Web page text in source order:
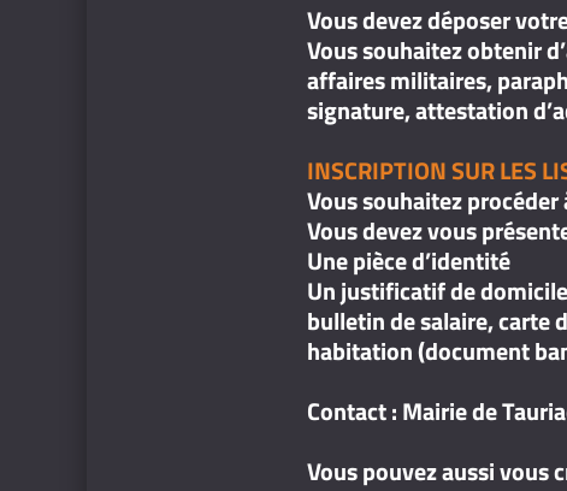
Vous devez déposer
Vous souhaitez obtenir
affaires militaires,
signature, attestation
INSCRIPTION SUR LES
Vous souhaitez
Vous devez vous
Une pièce d’identité
Un justificatif de
bulletin de salaire, carte
habitation (document
Contact : Mairie de
Vous pouvez aussi vous